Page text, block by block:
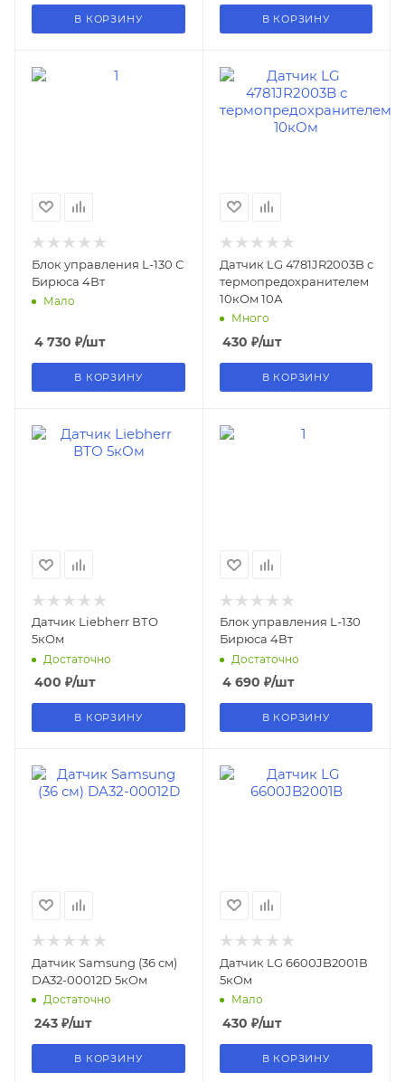
В КОРЗИНУ В КОРЗИНУ
Блок управления L-130 С
Бирюса 4Вт
Мало
4 730 ₽/шт
В КОРЗИНУ
Датчик LG 4781JR2003B с
термопредохранителем
10кОм 10А
Много
430 ₽/шт
В КОРЗИНУ
Датчик Liebherr ВТО
5кОм
Достаточно
400 ₽/шт
В КОРЗИНУ
Блок управления L-130
Бирюса 4Вт
Достаточно
4 690 ₽/шт
В КОРЗИНУ
Датчик Samsung (36 см)
DA32-00012D 5кОм
Достаточно
243 ₽/шт
В КОРЗИНУ
Датчик LG 6600JB2001В
5кОм
Мало
430 ₽/шт
В КОРЗИНУ